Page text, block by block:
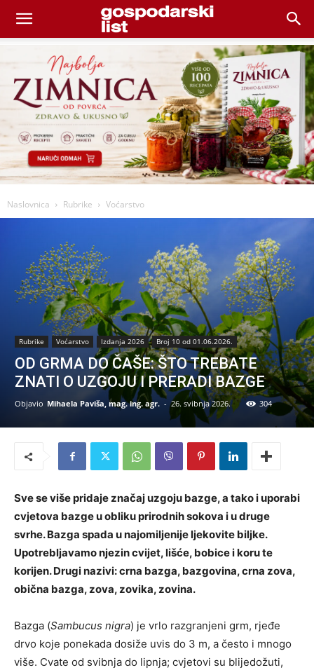
Naslovnica Rubrike Voćarstvo
Rubrike Voćarstvo Izdanja 2026 Broj 10 od 01.06.2026.
OD GRMA DO ČAŠE: ŠTO TREBATE
ZNATI O UZGOJU I PRERADI BAZGE
Objavio Mihaela Paviša, mag. ing. agr. - 26. svibnja 2026. 304
Sve se više pridaje značaj uzgoju bazge, a tako i uporabi
cvjetova bazge u obliku prirodnih sokova i u druge
svrhe. Bazga spada u najomiljenije ljekovite biljke.
Upotrebljavamo njezin cvijet, lišće, bobice i koru te
korijen. Drugi nazivi: crna bazga, bazgovina, crna zova,
obična bazga, zova, zovika, zovina.
Bazga (Sambucus nigra) je vrlo razgranjeni grm, rjeđe
drvo koje ponekada dosiže uvis do 3 m, a često i mnogo
više. Cvate od svibnja do lipnja; cvjetovi su blijedožuti,